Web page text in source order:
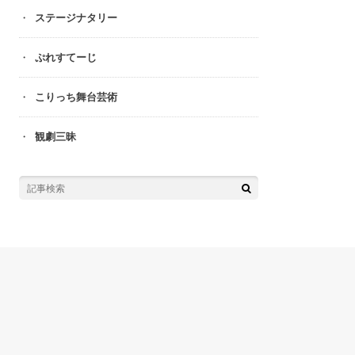
ステージナタリー
ぷれすてーじ
こりっち舞台芸術
観劇三昧